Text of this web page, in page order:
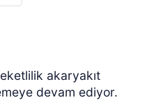
akaryakıt
devam ediyor.